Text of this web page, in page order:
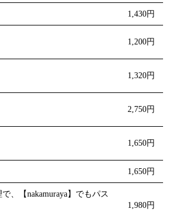
1,430円
1,200円
1,320円
2,750円
1,650円
1,650円
、【nakamuraya】でもパス
1,980円